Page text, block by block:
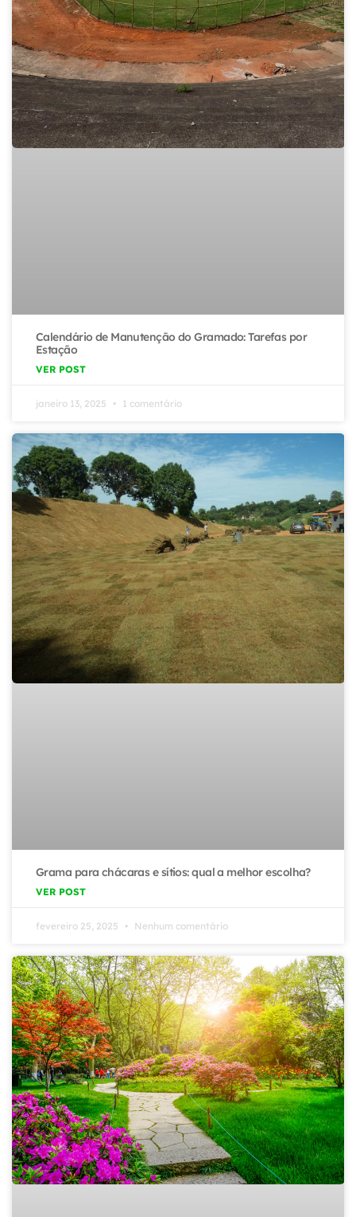
Calendário de Manutenção do Gramado: Tarefas por
Estação
VER POST
janeiro 13, 2025 1 comentário
Grama para chácaras e sítios: qual a melhor escolha?
VER POST
fevereiro 25, 2025 Nenhum comentário